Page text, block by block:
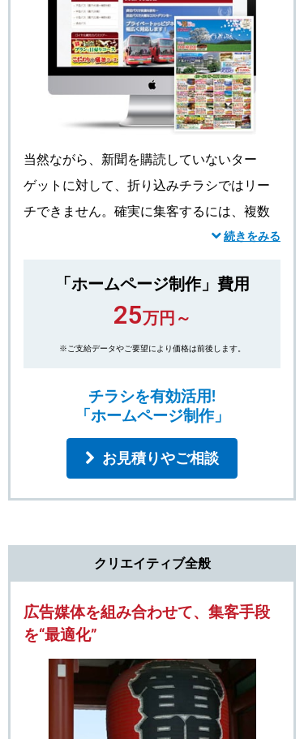
当然ながら、新聞を購読していないター
ゲットに対して、折り込みチラシではリー
チできません。確実に集客するには、複数
の媒体を組み合わせるのは必須です。
容やデザインに至るまで、お客さまの重要
な情報資産です。その情報資産が最大限の
効果を生み出せるよう、弊社が効果的な
続きをみる
「ホームページ制作」費用
25万円～
※ご支給データやご要望により価格は前後します。
チラシを有効活用!
「ホームページ制作」
お見積りやご相談
クリエイティブ全般
広告媒体を組み合わせて、集客手段
を“最適化”